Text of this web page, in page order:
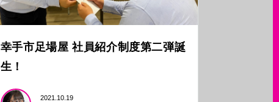
幸手市足場屋 社員紹介制度第二弾誕
生！
2021.10.19